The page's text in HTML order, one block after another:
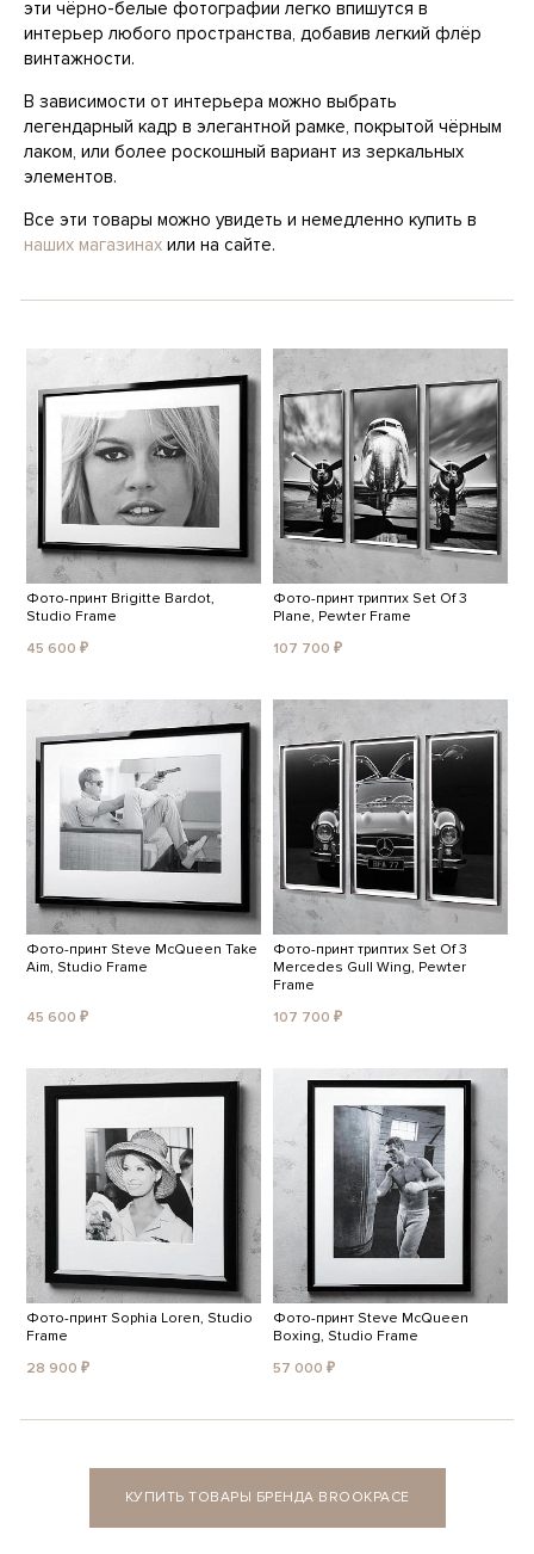
эти чёрно-белые фотографии легко впишутся в
интерьер любого пространства, добавив легкий флёр
винтажности.
В зависимости от интерьера можно выбрать
легендарный кадр в элегантной рамке, покрытой чёрным
лаком, или более роскошный вариант из зеркальных
элементов.
Все эти товары можно увидеть и немедленно купить в
наших магазинах или на сайте.
Фото-принт Brigitte Bardot,
Studio Frame
45 600 ₽
Фото-принт триптих Set Of 3
Plane, Pewter Frame
107 700 ₽
Фото-принт Steve McQueen Take
Aim, Studio Frame
45 600 ₽
Фото-принт триптих Set Of 3
Mercedes Gull Wing, Pewter
Frame
107 700 ₽
Фото-принт Sophia Loren, Studio
Frame
28 900 ₽
Фото-принт Steve McQueen
Boxing, Studio Frame
57 000 ₽
КУПИТЬ ТОВАРЫ БРЕНДА BROOKPACE